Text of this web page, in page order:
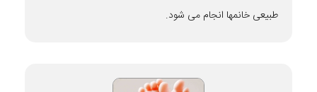
طبیعی خانمها انجام می شود.